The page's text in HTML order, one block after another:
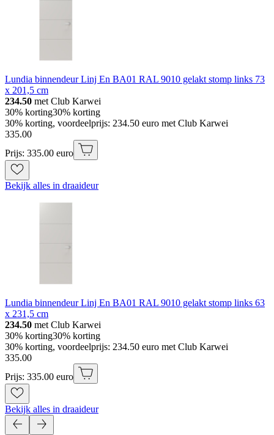
Lundia binnendeur Linj En BA01 RAL 9010 gelakt stomp links 73
x 201,5 cm
234.50 met Club Karwei
30% korting30% korting
30% korting, voordeelprijs: 234.50 euro met Club Karwei
335.00
Prijs: 335.00 euro
Bekijk alles in draaideur
Lundia binnendeur Linj En BA01 RAL 9010 gelakt stomp links 63
x 231,5 cm
234.50 met Club Karwei
30% korting30% korting
30% korting, voordeelprijs: 234.50 euro met Club Karwei
335.00
Prijs: 335.00 euro
Bekijk alles in draaideur